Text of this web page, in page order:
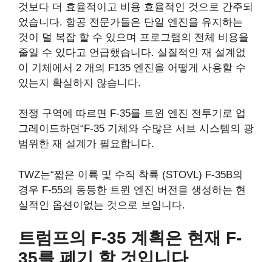
것보다 더 효율적이고 비용 효율적인 것으로 간주되
었습니다. 항공 전문가들은 단일 엔진을 유지하는
것이 덜 복잡 할 수 있으며 프로그램의 전체 비용을
줄일 수 있다고 언급했습니다. 실질적인 재 설계없
이 기체에서 2 개의 F135 엔진을 어떻게 사용할 수
있는지 확실하지 않습니다.
전쟁 구역에 따르면 F-35를 트윈 엔진 전투기로 업
그레이드하면“F-35 기체와 수많은 서브 시스템의 광
범위한 재 설계가 필요합니다.
TWZ는“짧은 이륙 및 수직 착륙 (STOVL) F-35B의
경우 F-55의 동등한 트윈 엔진 버전을 생성하는 현
실적인 옵션이없는 것으로 보입니다.
트럼프의 F-35 계획은 현재 F-
35를 폐기 할 것입니다